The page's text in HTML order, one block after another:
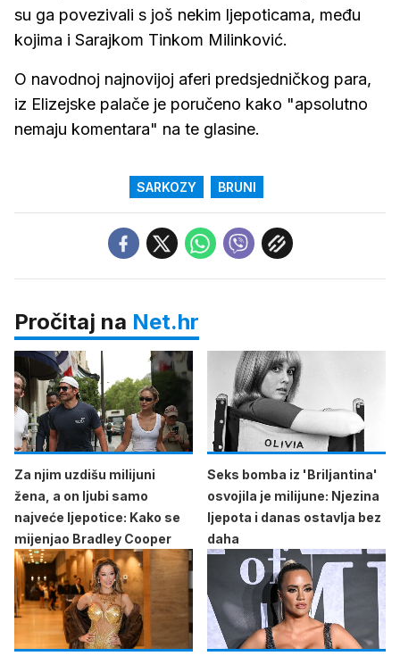
su ga povezivali s još nekim ljepoticama, među
kojima i Sarajkom Tinkom Milinković.
O navodnoj najnovijoj aferi predsjedničkog para,
iz Elizejske palače je poručeno kako "apsolutno
nemaju komentara" na te glasine.
SARKOZY BRUNI
Pročitaj na Net.hr
Za njim uzdišu milijuni
žena, a on ljubi samo
najveće ljepotice: Kako se
mijenjao Bradley Cooper
Seks bomba iz 'Briljantina'
osvojila je milijune: Njezina
ljepota i danas ostavlja bez
daha